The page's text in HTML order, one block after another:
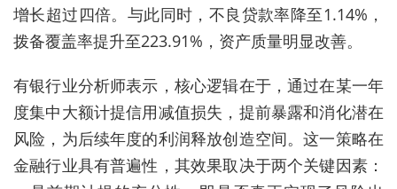
增长超过四倍。与此同时，不良贷款率降至1.14%，
拨备覆盖率提升至223.91%，资产质量明显改善。
有银行业分析师表示，核心逻辑在于，通过在某一年
度集中大额计提信用减值损失，提前暴露和消化潜在
风险，为后续年度的利润释放创造空间。这一策略在
金融行业具有普遍性，其效果取决于两个关键因素：